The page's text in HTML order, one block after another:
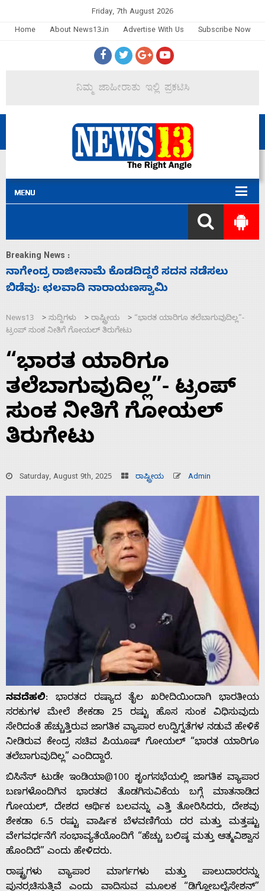
Friday, 7th August 2026
Home
About News13.in Advertise With Us Subscribe Now
Breaking News :
ಸಚಿವ ಸಂಪುಟ ವಿಸ್ತರಣೆ ಮಾಡಿದ್ದು ಹಣಬಲ ಮತ್ತು
ಹೈಕಮಾಂಡ್ ರಾಜಕಾರಣಕ್ಕೆ: ವಿಜಯೇಂದ್ರ
News13 > ಸುದ್ದಿಗಳು > ರಾಷ್ಟ್ರೀಯ > “ಭಾರತ ಯಾರಿಗೂ ತಲೆಬಾಗುವುದಿಲ್ಲ”-
ಟ್ರಂಪ್‌ ಸುಂಕ ನೀತಿಗೆ ಗೋಯಲ್‌ ತಿರುಗೇಟು
“ಭಾರತ ಯಾರಿಗೂ
ತಲೆಬಾಗುವುದಿಲ್ಲ”- ಟ್ರಂಪ್‌
ಸುಂಕ ನೀತಿಗೆ ಗೋಯಲ್‌
ತಿರುಗೇಟು
Saturday, August 9th, 2025 ರಾಷ್ಟ್ರೀಯ Admin
ನವದೆಹಲಿ: ಭಾರತದ ರಷ್ಯಾದ ತೈಲ ಖರೀದಿಯಿಂದಾಗಿ ಭಾರತೀಯ
ಸರಕುಗಳ ಮೇಲೆ ಶೇಕಡಾ 25 ರಷ್ಟು ಹೊಸ ಸುಂಕ ವಿಧಿಸುವುದು
ಸೇರಿದಂತೆ ಹೆಚ್ಚುತ್ತಿರುವ ಜಾಗತಿಕ ವ್ಯಾಪಾರ ಉದ್ವಿಗ್ನತೆಗಳ ನಡುವೆ ಹೇಳಿಕೆ
ನೀಡಿರುವ ಕೇಂದ್ರ ಸಚಿವ ಪಿಯೂಷ್ ಗೋಯಲ್ “ಭಾರತ ಯಾರಿಗೂ
ತಲೆಬಾಗುವುದಿಲ್ಲ” ಎಂದಿದ್ದಾರೆ.
ಬಿಸಿನೆಸ್ ಟುಡೇ ಇಂಡಿಯಾ@100 ಶೃಂಗಸಭೆಯಲ್ಲಿ ಜಾಗತಿಕ ವ್ಯಾಪಾರ
ಬಣಗಳೊಂದಿಗಿನ ಭಾರತದ ತೊಡಗಿಸುವಿಕೆಯ ಬಗ್ಗೆ ಮಾತನಾಡಿದ
ಗೋಯಲ್, ದೇಶದ ಆರ್ಥಿಕ ಬಲವನ್ನು ಎತ್ತಿ ತೋರಿಸಿದರು, ದೇಶವು
ಶೇಕಡಾ 6.5 ರಷ್ಟು ವಾರ್ಷಿಕ ಬೆಳವಣಿಗೆಯ ದರ ಮತ್ತು ಮತ್ತಷ್ಟು
ವೇಗವರ್ಧನೆಗೆ ಸಂಭಾವ್ಯತೆಯೊಂದಿಗೆ “ಹೆಚ್ಚು ಬಲಿಷ್ಠ ಮತ್ತು ಆತ್ಮವಿಶ್ವಾಸ
ಹೊಂದಿದೆ” ಎಂದು ಹೇಳಿದರು.
ರಾಷ್ಟ್ರಗಳು ವ್ಯಾಪಾರ ಮಾರ್ಗಗಳು ಮತ್ತು ಪಾಲುದಾರರನ್ನು
ಪುನರ್ರಚಿಸುತ್ತಿವೆ ಎಂದು ವಾದಿಸುವ ಮೂಲಕ “ಡಿಗ್ಲೋಬಲೈಸೇಶನ್”